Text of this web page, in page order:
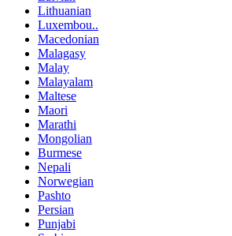
Lithuanian
Luxembou..
Macedonian
Malagasy
Malay
Malayalam
Maltese
Maori
Marathi
Mongolian
Burmese
Nepali
Norwegian
Pashto
Persian
Punjabi